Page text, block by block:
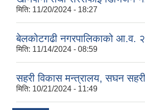
मिति: 11/20/2024 - 18:27
बेलकोटगढी नगरपालिकाको आ.व.
मिति: 11/14/2024 - 08:59
सहरी विकास मन्त्रालय, सघन
मिति: 10/21/2024 - 11:49